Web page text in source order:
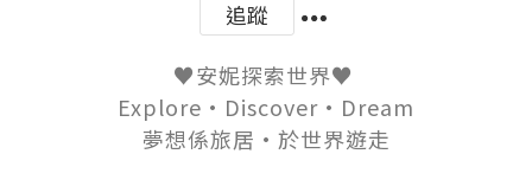
追蹤
♥️安妮探索世界♥️
Explore·Discover·Dream
夢想係旅居·於世界遊走